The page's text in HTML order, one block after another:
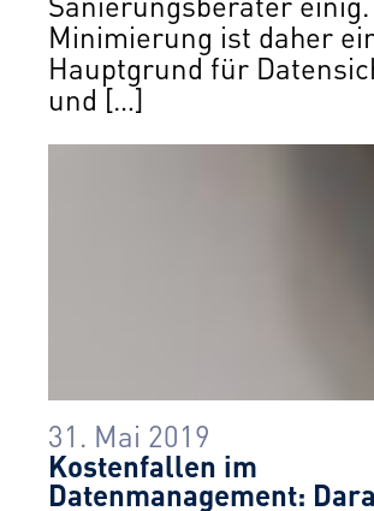
Minimierung ist daher
Hauptgrund für
und […]
31. Mai 2019
Kostenfallen im
Datenmanagement: